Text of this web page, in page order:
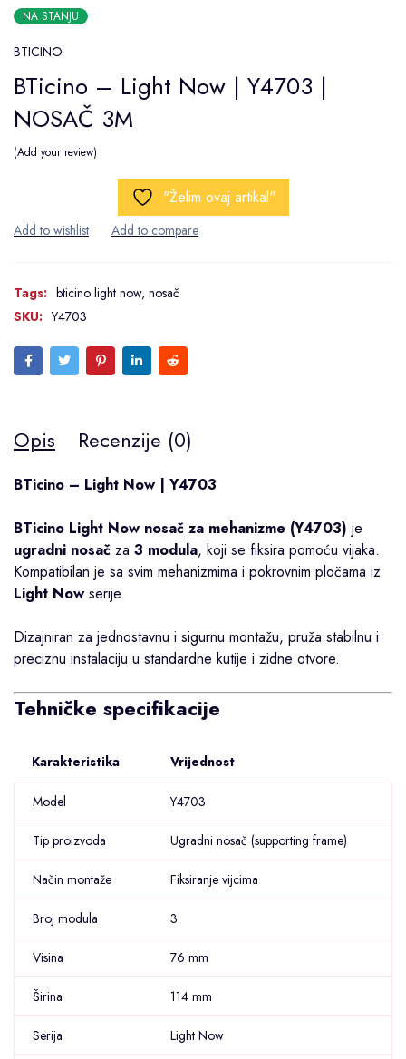
NA STANJU
BTICINO
BTicino – Light Now | Y4703 |
NOSAČ 3M
Add your review
"Želim ovaj artikal"
Tags: bticino light now, nosač
SKU: Y4703
Opis Recenzije (0)
BTicino – Light Now | Y4703
BTicino Light Now nosač za mehanizme (Y4703) je
ugradni nosač za 3 modula, koji se fiksira pomoću vijaka.
Kompatibilan je sa svim mehanizmima i pokrovnim pločama iz
Light Now serije.
Dizajniran za jednostavnu i sigurnu montažu, pruža stabilnu i
preciznu instalaciju u standardne kutije i zidne otvore.
Tehničke specifikacije
Karakteristika Vrijednost
Model Y4703
Tip proizvoda Ugradni nosač (supporting frame)
Način montaže Fiksiranje vijcima
Broj modula 3
Visina 76 mm
Širina 114 mm
Serija Light Now